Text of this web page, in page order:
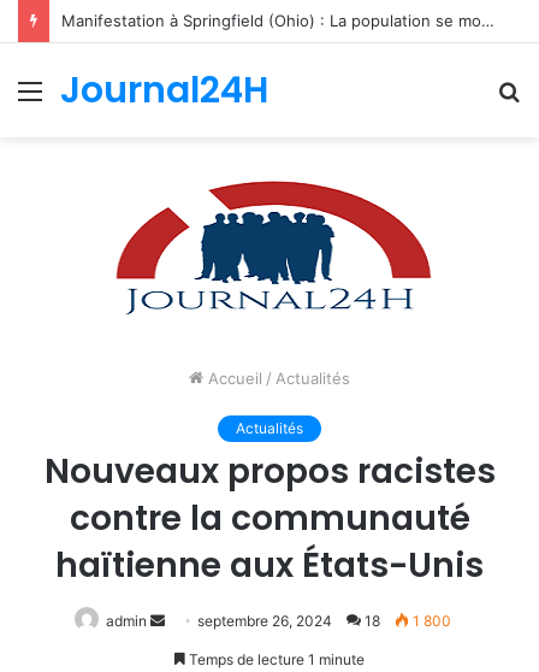
Manifestation à Springfield (Ohio) : La population se mobilise pour les Haïtiens face au TPS et aux bracelets électroniques
Menu
Journal24H
Accueil / Actualités
Actualités
Nouveaux propos racistes
contre la communauté
haïtienne aux États-Unis
admin
Envoyer
un
septembre 26, 2024 18 1 800
Temps de lecture 1 minute